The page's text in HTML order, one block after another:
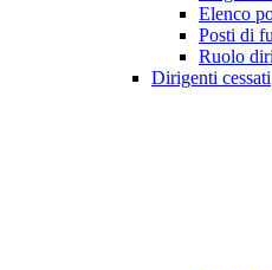
Elenco
Posti di
Ruolo
Dirigenti cessati